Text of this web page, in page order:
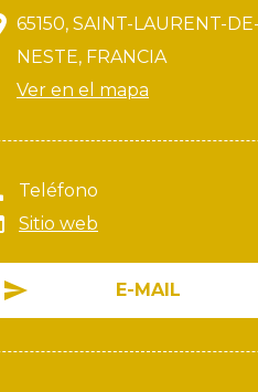
65150, SAINT-LAURENT-DE-
NESTE, FRANCIA
Ver en el mapa
Teléfono
Sitio web
E-MAIL